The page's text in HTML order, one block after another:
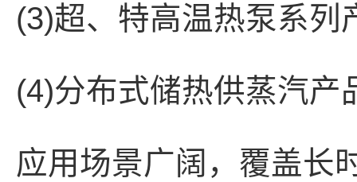
(3)超、特高温热泵系列
(4)分布式储热供蒸汽产
应用场景广阔，覆盖长